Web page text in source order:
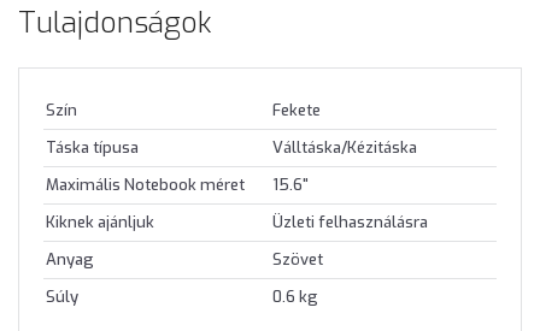
Tulajdonságok
Szín
Fekete
Táska típusa
Válltáska/Kézitáska
Maximális Notebook méret
15.6"
Kiknek ajánljuk
Üzleti felhasználásra
Anyag
Szövet
Súly
0.6 kg